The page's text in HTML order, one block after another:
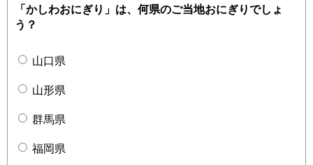
「かしわおにぎり」は、何県のご当地おにぎりでしょ
う？
山口県
山形県
群馬県
福岡県